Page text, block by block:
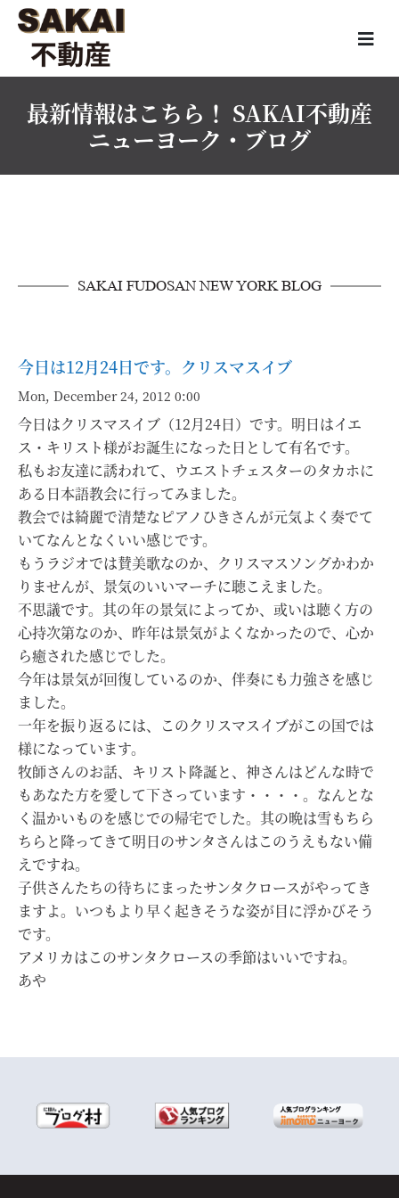
最新情報はこちら！ SAKAI不動産
ニューヨーク・ブログ
SAKAI FUDOSAN NEW YORK BLOG
今日は12月24日です。クリスマスイブ
Mon, December 24, 2012 0:00
今日はクリスマスイブ（12月24日）です。明日はイエ
ス・キリスト様がお誕生になった日として有名です。
私もお友達に誘われて、ウエストチェスターのタカホに
ある日本語教会に行ってみました。
教会では綺麗で清楚なピアノひきさんが元気よく奏でて
いてなんとなくいい感じです。
もうラジオでは賛美歌なのか、クリスマスソングかわか
りませんが、景気のいいマーチに聴こえました。
不思議です。其の年の景気によってか、或いは聴く方の
心持次第なのか、昨年は景気がよくなかったので、心か
ら癒された感じでした。
今年は景気が回復しているのか、伴奏にも力強さを感じ
ました。
一年を振り返るには、このクリスマスイブがこの国では
様になっています。
牧師さんのお話、キリスト降誕と、神さんはどんな時で
もあなた方を愛して下さっています・・・・。なんとな
く温かいものを感じでの帰宅でした。其の晩は雪もちら
ちらと降ってきて明日のサンタさんはこのうえもない備
えですね。
子供さんたちの待ちにまったサンタクロースがやってき
ますよ。いつもより早く起きそうな姿が目に浮かびそう
です。
アメリカはこのサンタクロースの季節はいいですね。
あや